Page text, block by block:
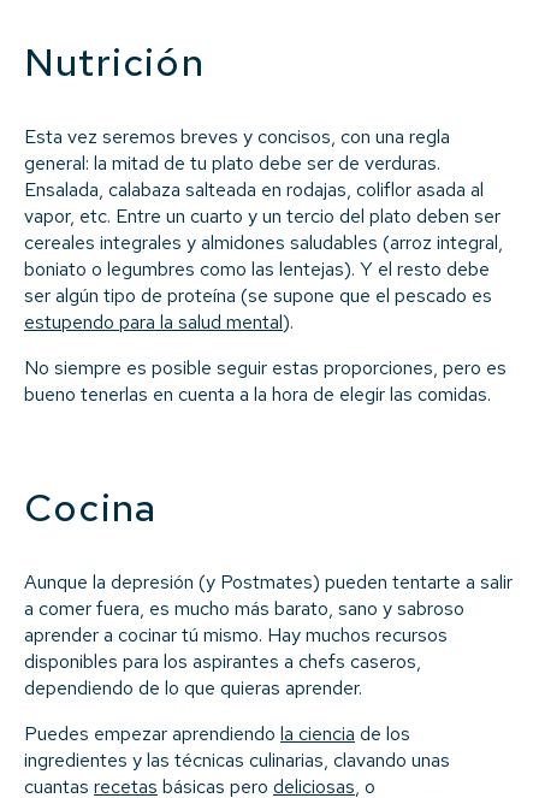
Nutrición
Esta vez seremos breves y concisos, con una regla
general: la mitad de tu plato debe ser de verduras.
Ensalada, calabaza salteada en rodajas, coliflor asada al
vapor, etc. Entre un cuarto y un tercio del plato deben ser
cereales integrales y almidones saludables (arroz integral,
boniato o legumbres como las lentejas). Y el resto debe
ser algún tipo de proteína (se supone que el pescado es
estupendo para la salud mental).
No siempre es posible seguir estas proporciones, pero es
bueno tenerlas en cuenta a la hora de elegir las comidas.
Cocina
Aunque la depresión (y Postmates) pueden tentarte a salir
a comer fuera, es mucho más barato, sano y sabroso
aprender a cocinar tú mismo. Hay muchos recursos
disponibles para los aspirantes a chefs caseros,
dependiendo de lo que quieras aprender.
Puedes empezar aprendiendo la ciencia de los
ingredientes y las técnicas culinarias, clavando unas
cuantas recetas básicas pero deliciosas, o